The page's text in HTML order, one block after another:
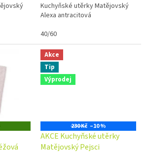
Kuchyňské utěrky Matějovský
Alexa antracitová
40/60
Akce
Tip
Výprodej
230 Kč –10 %
AKCE Kuchyňské utěrky
Matějovský Pejsci